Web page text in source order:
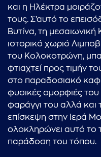
και η Ηλέκτρα
τους. Σ’αυτό το
Βυτίνα, τη
ιστορικό χωριό
του Κολοκοτρώνη,
φτιαχτεί προς τιμήν
στο παραδοσιακό
φυσικές ομορφιές
φαράγγι του αλλά και
επίσκεψη στην Ιερά
ολοκληρώνει αυτό το
παράδοση του τόπου.